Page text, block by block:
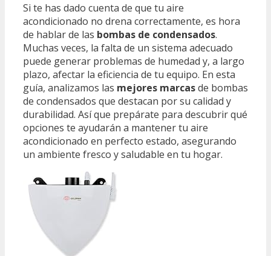
Si te has dado cuenta de que tu aire
acondicionado no drena correctamente, es hora
de hablar de las bombas de condensados.
Muchas veces, la falta de un sistema adecuado
puede generar problemas de humedad y, a largo
plazo, afectar la eficiencia de tu equipo. En esta
guía, analizamos las mejores marcasde bombas
de condensados que destacan por su calidad y
durabilidad. Así que prepárate para descubrir qué
opciones te ayudarán a mantener tu aire
acondicionado en perfecto estado, asegurando
un ambiente fresco y saludable en tu hogar.